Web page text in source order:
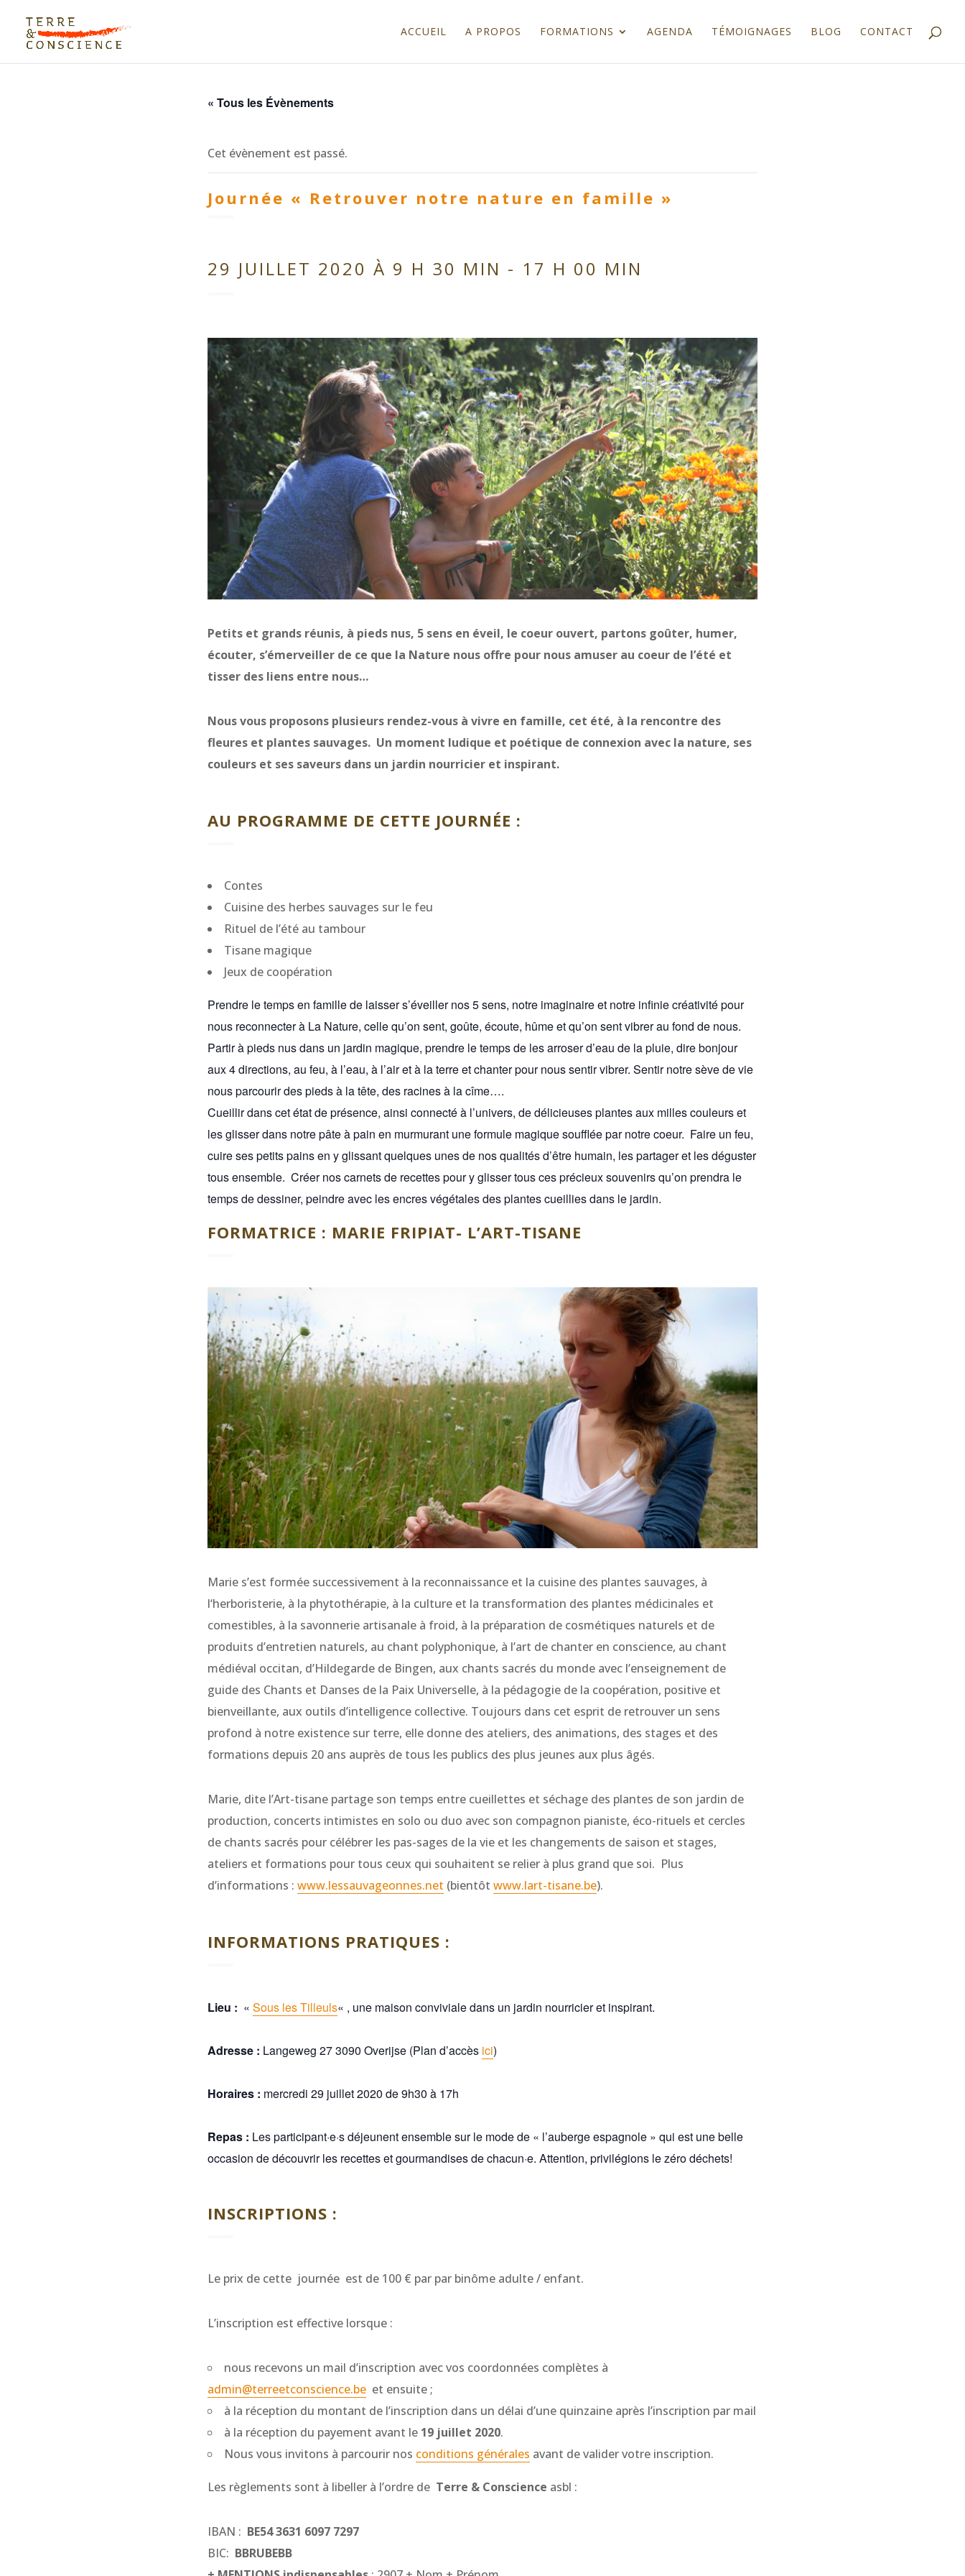
ACCUEIL A PROPOS FORMATIONS AGENDA TÉMOIGNAGES BLOG CONTACT
« Tous les Évènements
Cet évènement est passé.
Journée « Retrouver notre nature en famille »
29 JUILLET 2020 À 9 H 30 MIN - 17 H 00 MIN
Petits et grands réunis, à pieds nus, 5 sens en éveil, le coeur ouvert, partons goûter, humer,
écouter, s’émerveiller de ce que la Nature nous offre pour nous amuser au coeur de l’été et
tisser des liens entre nous…
Nous vous proposons plusieurs rendez-vous à vivre en famille, cet été, à la rencontre des
fleures et plantes sauvages. Un moment ludique et poétique de connexion avec la nature, ses
couleurs et ses saveurs dans un jardin nourricier et inspirant.
AU PROGRAMME DE CETTE JOURNÉE :
Contes
Cuisine des herbes sauvages sur le feu
Rituel de l’été au tambour
Tisane magique
Jeux de coopération
Prendre le temps en famille de laisser s’éveiller nos 5 sens, notre imaginaire et notre infinie créativité pour
nous reconnecter à La Nature, celle qu’on sent, goûte, écoute, hûme et qu’on sent vibrer au fond de nous.
Partir à pieds nus dans un jardin magique, prendre le temps de les arroser d’eau de la pluie, dire bonjour
aux 4 directions, au feu, à l’eau, à l’air et à la terre et chanter pour nous sentir vibrer. Sentir notre sève de vie
nous parcourir des pieds à la tête, des racines à la cîme….
Cueillir dans cet état de présence, ainsi connecté à l’univers, de délicieuses plantes aux milles couleurs et
les glisser dans notre pâte à pain en murmurant une formule magique soufflée par notre coeur. Faire un feu,
cuire ses petits pains en y glissant quelques unes de nos qualités d’être humain, les partager et les déguster
tous ensemble. Créer nos carnets de recettes pour y glisser tous ces précieux souvenirs qu’on prendra le
temps de dessiner, peindre avec les encres végétales des plantes cueillies dans le jardin.
FORMATRICE : MARIE FRIPIAT- L’ART-TISANE
Marie s’est formée successivement à la reconnaissance et la cuisine des plantes sauvages, à
l‘herboristerie, à la phytothérapie, à la culture et la transformation des plantes médicinales et
comestibles, à la savonnerie artisanale à froid, à la préparation de cosmétiques naturels et de
produits d’entretien naturels, au chant polyphonique, à l’art de chanter en conscience, au chant
médiéval occitan, d’Hildegarde de Bingen, aux chants sacrés du monde avec l’enseignement de
guide des Chants et Danses de la Paix Universelle, à la pédagogie de la coopération, positive et
bienveillante, aux outils d’intelligence collective. Toujours dans cet esprit de retrouver un sens
profond à notre existence sur terre, elle donne des ateliers, des animations, des stages et des
formations depuis 20 ans auprès de tous les publics des plus jeunes aux plus âgés.
Marie, dite l’Art-tisane partage son temps entre cueillettes et séchage des plantes de son jardin de
production, concerts intimistes en solo ou duo avec son compagnon pianiste, éco-rituels et cercles
de chants sacrés pour célébrer les pas-sages de la vie et les changements de saison et stages,
ateliers et formations pour tous ceux qui souhaitent se relier à plus grand que soi. Plus
d’informations : www.lessauvageonnes.net (bientôt www.lart-tisane.be).
INFORMATIONS PRATIQUES :
Lieu : « Sous les Tilleuls« , une maison conviviale dans un jardin nourricier et inspirant.
Adresse : Langeweg 27 3090 Overijse (Plan d’accès ici)
Horaires : mercredi 29 juillet 2020 de 9h30 à 17h
Repas : Les participant·e·s déjeunent ensemble sur le mode de « l’auberge espagnole » qui est une belle
occasion de découvrir les recettes et gourmandises de chacun·e. Attention, privilégions le zéro déchets!
INSCRIPTIONS :
Le prix de cette journée est de 100 € par par binôme adulte / enfant.
L’inscription est effective lorsque :
nous recevons un mail d’inscription avec vos coordonnées complètes à
admin@terreetconscience.beet ensuite ;
à la réception du montant de l’inscription dans un délai d’une quinzaine après l’inscription par mail
à la réception du payement avant le 19 juillet 2020.
Nous vous invitons à parcourir nos conditions générales avant de valider votre inscription.
Les règlements sont à libeller à l’ordre de Terre & Conscience asbl :
IBAN : BE54 3631 6097 7297
BIC: BBRUBEBB